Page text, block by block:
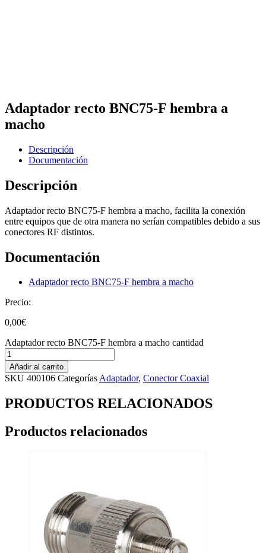
Adaptador recto BNC75-F hembra a
macho
Descripción
Documentación
Descripción
Adaptador recto BNC75-F hembra a macho, facilita la conexión
entre equipos que de otra manera no serían compatibles debido a sus
conectores RF distintos.
Documentación
Adaptador recto BNC75-F hembra a macho
Precio:
0,00€
Adaptador recto BNC75-F hembra a macho cantidad
Añadir al carrito
SKU 400106 CategoríasAdaptador, Conector Coaxial
PRODUCTOS RELACIONADOS
Productos relacionados